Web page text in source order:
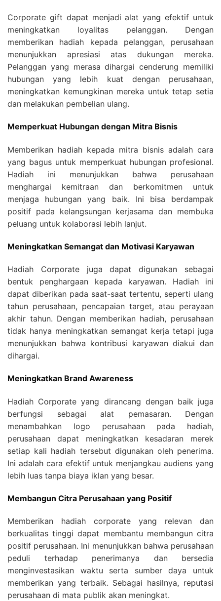
Corporate gift dapat menjadi alat yang efektif untuk
meningkatkan loyalitas pelanggan. Dengan
memberikan hadiah kepada pelanggan, perusahaan
menunjukkan apresiasi atas dukungan mereka.
Pelanggan yang merasa dihargai cenderung memiliki
hubungan yang lebih kuat dengan perusahaan,
meningkatkan kemungkinan mereka untuk tetap setia
dan melakukan pembelian ulang.
Memperkuat Hubungan dengan Mitra Bisnis
Memberikan hadiah kepada mitra bisnis adalah cara
yang bagus untuk memperkuat hubungan profesional.
Hadiah ini menunjukkan bahwa perusahaan
menghargai kemitraan dan berkomitmen untuk
menjaga hubungan yang baik. Ini bisa berdampak
positif pada kelangsungan kerjasama dan membuka
peluang untuk kolaborasi lebih lanjut.
Meningkatkan Semangat dan Motivasi Karyawan
Hadiah Corporate juga dapat digunakan sebagai
bentuk penghargaan kepada karyawan. Hadiah ini
dapat diberikan pada saat-saat tertentu, seperti ulang
tahun perusahaan, pencapaian target, atau perayaan
akhir tahun. Dengan memberikan hadiah, perusahaan
tidak hanya meningkatkan semangat kerja tetapi juga
menunjukkan bahwa kontribusi karyawan diakui dan
dihargai.
Meningkatkan Brand Awareness
Hadiah Corporate yang dirancang dengan baik juga
berfungsi sebagai alat pemasaran. Dengan
menambahkan logo perusahaan pada hadiah,
perusahaan dapat meningkatkan kesadaran merek
setiap kali hadiah tersebut digunakan oleh penerima.
Ini adalah cara efektif untuk menjangkau audiens yang
lebih luas tanpa biaya iklan yang besar.
Membangun Citra Perusahaan yang Positif
Memberikan hadiah corporate yang relevan dan
berkualitas tinggi dapat membantu membangun citra
positif perusahaan. Ini menunjukkan bahwa perusahaan
peduli terhadap penerimanya dan bersedia
menginvestasikan waktu serta sumber daya untuk
memberikan yang terbaik. Sebagai hasilnya, reputasi
perusahaan di mata publik akan meningkat.